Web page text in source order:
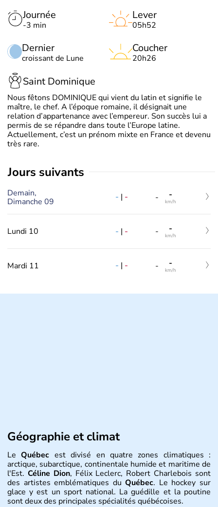
Journée
-3 min
Dernier
croissant de Lune
Lever
05h52
Coucher
20h26
Saint Dominique
Nous fêtons DOMINIQUE qui vient du latin et signifie le
maître, le chef. A l’époque romaine, il désignait une
relation d’appartenance avec l’empereur. Son succès lui a
permis de se répandre dans toute l’Europe latine.
Actuellement, c’est un prénom mixte en France et devenu
très rare.
jours suivants
Demain,
Dimanche 09
- | - - -
km/h
Lundi 10 - | - - -
km/h
Mardi 11 - | - - -
km/h
Géographie et climat
LeQuébec est divisé en quatre zones climatiques :
arctique, subarctique, continentale humide et maritime de
l'Est. Céline Dion, Félix Leclerc, Robert Charlebois sont
des artistes emblématiques duQuébec. Le hockey sur
glace y est un sport national. La guédille et la poutine
sont deux des principales spécialités québécoises.